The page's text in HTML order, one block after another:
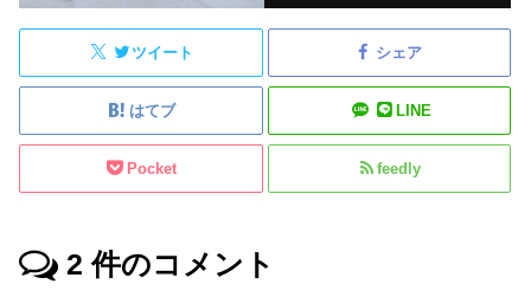
ツイート シェア
はてブ LINE
Pocket feedly
2 件のコメント